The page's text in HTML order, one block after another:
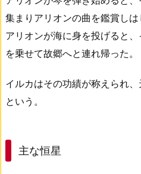
集まりアリオンの曲を鑑賞しは
アリオンが海に身を投げると
を乗せて故郷へと連れ帰った。
イルカはその功績が称えられ
という。
主な恒星